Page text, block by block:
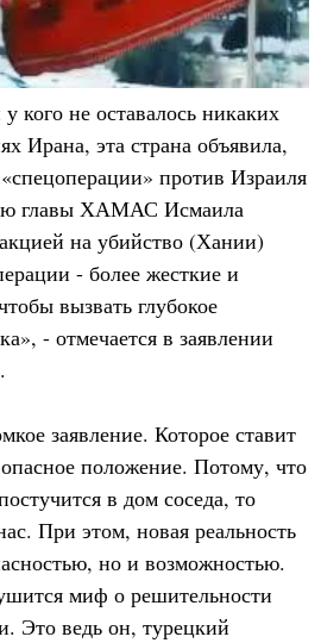
кого не оставалось никаких
Ирана, эта страна объявила,
против Израиля
главы ХАМАС Исмаила
на убийство (Хании)
- более жесткие и
вызвать глубокое
- отмечается в заявлении
заявление. Которое ставит
положение. Потому, что
в дом соседа, то
При этом, новая реальность
но и возможностью.
миф о решительности
Это ведь он, турецкий